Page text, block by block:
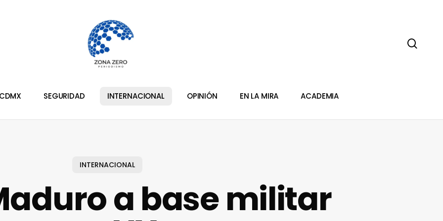
CDMX SEGURIDAD INTERNACIONAL OPINIÓN EN LA MIRA ACADEMIA
INTERNACIONAL
a base militar